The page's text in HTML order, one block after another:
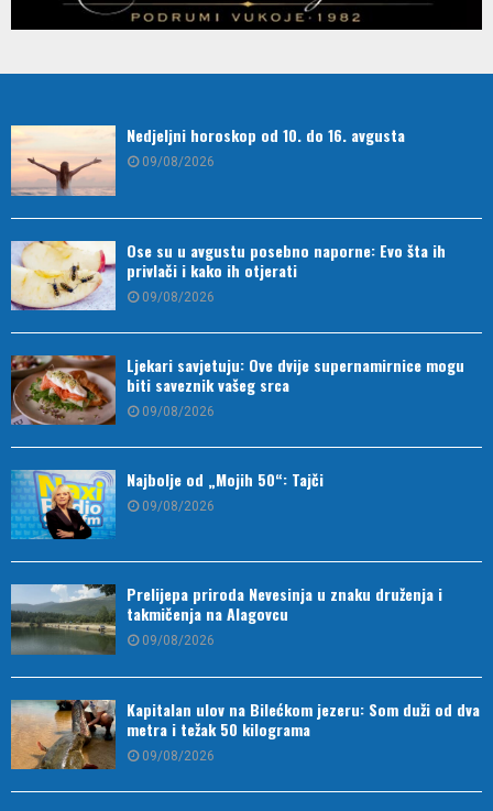
Nedjeljni horoskop od 10. do 16. avgusta
09/08/2026
Ose su u avgustu posebno naporne: Evo šta ih
privlači i kako ih otjerati
09/08/2026
Ljekari savjetuju: Ove dvije supernamirnice mogu
biti saveznik vašeg srca
09/08/2026
Najbolje od „Mojih 50“: Tajči
09/08/2026
Prelijepa priroda Nevesinja u znaku druženja i
takmičenja na Alagovcu
09/08/2026
Kapitalan ulov na Bilećkom jezeru: Som duži od dva
metra i težak 50 kilograma
09/08/2026